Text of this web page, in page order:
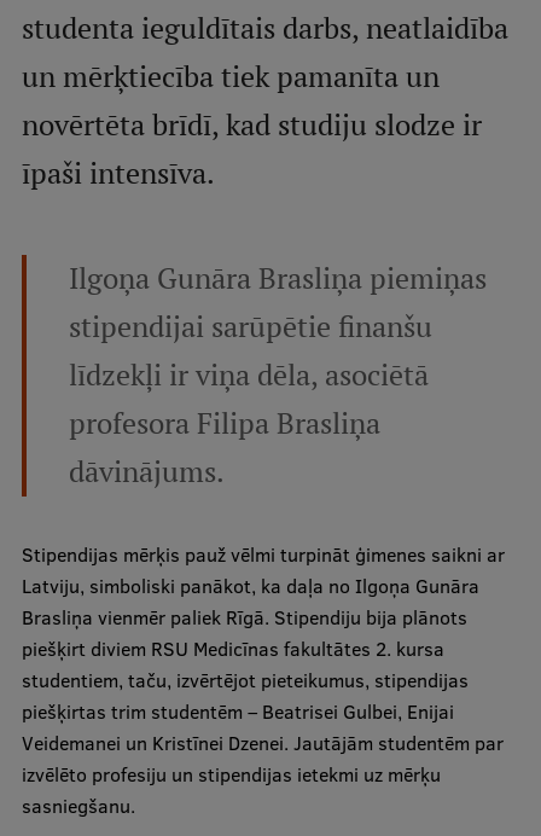
Studentu dzīve
Studiju norises vietas
Fakultātes
Struktūra
Vēsture un tradīcijas
RSU fonds
Aula
Ģerbonis
Projekti
Reitingi
Virtuālā tūre
Ilgtspējīga attīstība
Studiju un vides pieejamība
studenta ieguldītais darbs, neatlaidība
un mērķtiecība tiek pamanīta un
novērtēta brīdī, kad studiju slodze ir
īpaši intensīva.
Ilgoņa Gunāra Brasliņa piemiņas
stipendijai sarūpētie finanšu
līdzekļi ir viņa dēla, asociētā
profesora Filipa Brasliņa
dāvinājums.
Stipendijas mērķis pauž vēlmi turpināt ģimenes saikni ar
Latviju, simboliski panākot, ka daļa no Ilgoņa Gunāra
Brasliņa vienmēr paliek Rīgā. Stipendiju bija plānots
piešķirt diviem RSU Medicīnas fakultātes 2. kursa
studentiem, taču, izvērtējot pieteikumus, stipendijas
piešķirtas trim studentēm – Beatrisei Gulbei, Enijai
Veidemanei un Kristīnei Dzenei. Jautājām studentēm par
izvēlēto profesiju un stipendijas ietekmi uz mērķu
sasniegšanu.